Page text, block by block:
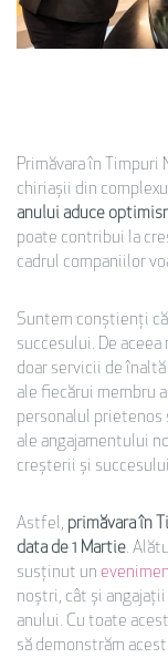
Primăvara în
chiriașii din
anului aduce
poate contribui la
cadrul companiilor
Suntem conștienți
succesului. De
doar servicii de
ale fiecărui membru
personalul prietenos
ale angajamentului
creșterii și
Astfel, primăvara în
data de 1 Martie.
susținut un
noștri, cât și
anului. Cu toate
să demonstrăm